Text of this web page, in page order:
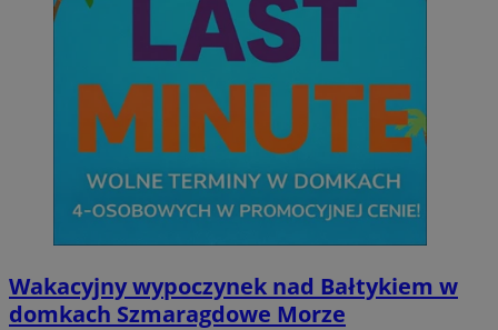
Wakacyjny wypoczynek nad Bałtykiem w
domkach Szmaragdowe Morze